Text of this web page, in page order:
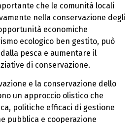
che le comunità locali
nella conservazione degli
economiche
ecologico ben gestito, può
pesca e aumentare il
di conservazione.
e la conservazione dello
un approccio olistico che
politiche efficaci di gestione
pubblica e cooperazione